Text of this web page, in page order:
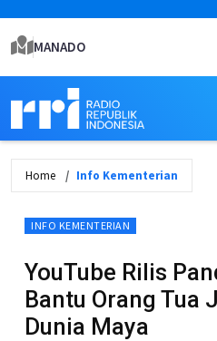
MANADO
Home Info Kementerian
INFO KEMENTERIAN
YouTube Rilis
Bantu Orang Tua
Dunia Maya